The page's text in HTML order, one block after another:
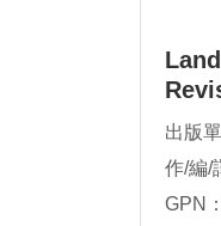
of
出版
作/編/
GPN